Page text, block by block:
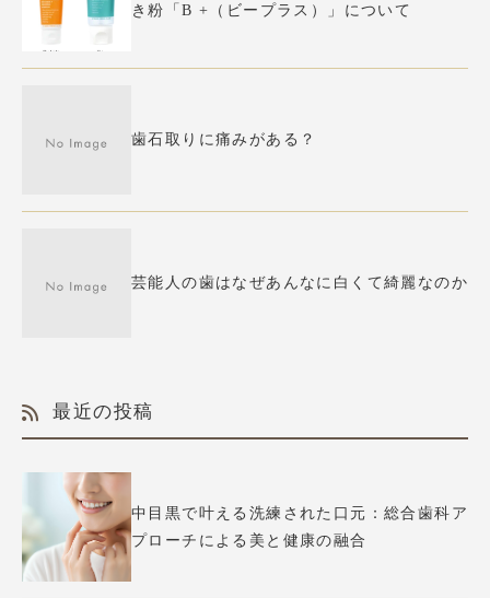
き粉「B +（ビープラス）」について
歯石取りに痛みがある？
芸能人の歯はなぜあんなに白くて綺麗なのか
最近の投稿
中目黒で叶える洗練された口元：総合歯科ア
プローチによる美と健康の融合